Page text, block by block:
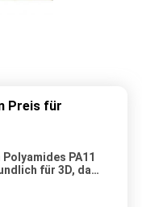
Preis für
PA11
für 3D, das